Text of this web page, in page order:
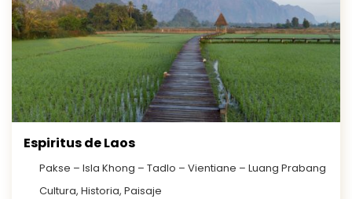
Espiritus de Laos
Pakse – Isla Khong – Tadlo – Vientiane – Luang Prabang
Cultura, Historia, Paisaje